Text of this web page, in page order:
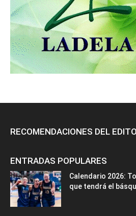
RECOMENDACIONES DEL
ENTRADAS POPULARES
Calendario 2026:
que tendrá el